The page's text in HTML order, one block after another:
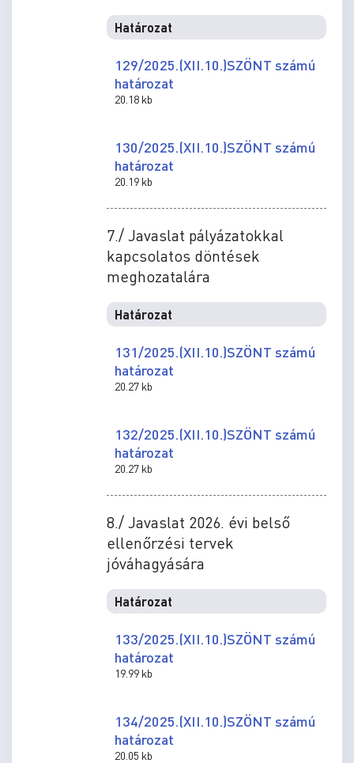
Határozat
129/2025.(XII.10.)SZÖNT számú
határozat
20.18 kb
130/2025.(XII.10.)SZÖNT számú
határozat
20.19 kb
7./ Javaslat pályázatokkal
kapcsolatos döntések
meghozatalára
Határozat
131/2025.(XII.10.)SZÖNT számú
határozat
20.27 kb
132/2025.(XII.10.)SZÖNT számú
határozat
20.27 kb
8./ Javaslat 2026. évi belső
ellenőrzési tervek
jóváhagyására
Határozat
133/2025.(XII.10.)SZÖNT számú
határozat
19.99 kb
134/2025.(XII.10.)SZÖNT számú
határozat
20.05 kb